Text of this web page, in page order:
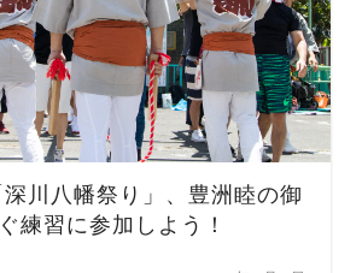
川八幡祭り」、豊洲睦の御
練習に参加しよう！